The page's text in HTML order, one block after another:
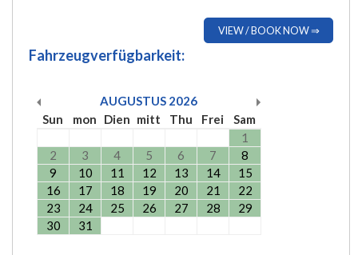
VIEW / BOOK NOW ⇒
Fahrzeugverfügbarkeit:
AUGUSTUS 2026
Sun
mon Dien mitt Thu Frei
Sam
1
2
3 4 5 6 7
8
9
10 11 12 13 14
15
16
17 18 19 20 21
22
23
24 25 26 27 28
29
30
31